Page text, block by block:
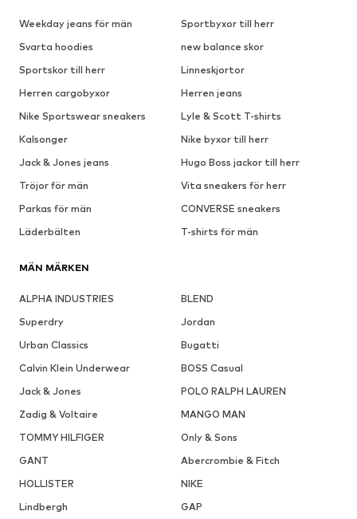
Weekday jeans för män
Sportbyxor till herr
Svarta hoodies
new balance skor
Sportskor till herr
Linneskjortor
Herren cargobyxor
Herren jeans
Nike Sportswear sneakers
Lyle & Scott T-shirts
Kalsonger
Nike byxor till herr
Jack & Jones jeans
Hugo Boss jackor till herr
Tröjor för män
Vita sneakers för herr
Parkas för män
CONVERSE sneakers
Läderbälten
T-shirts för män
MÄN MÄRKEN
ALPHA INDUSTRIES
BLEND
Superdry
Jordan
Urban Classics
Bugatti
Calvin Klein Underwear
BOSS Casual
Jack & Jones
POLO RALPH LAUREN
Zadig & Voltaire
MANGO MAN
TOMMY HILFIGER
Only & Sons
GANT
Abercrombie & Fitch
HOLLISTER
NIKE
Lindbergh
GAP